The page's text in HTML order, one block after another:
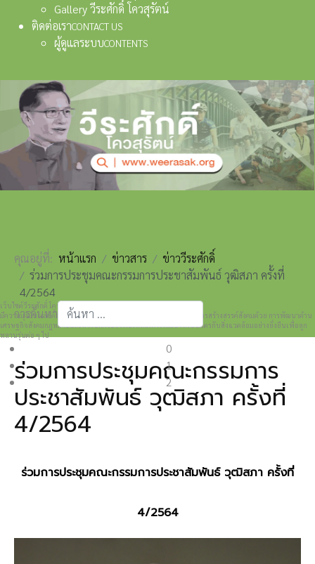
Gallery วีระศักดิ์ โควสุรัตน์
ติดต่อเราCONTACT US
ผู้ดูแลระบบCONTENTS
เว็บไซต์วีระศักดิ์ โควสุรัตน์ www.weerasak.org
มีความมุ่งมั่นเเละตั้งใจในการเผยแพร่เรื่องราวความรู้ความเข้าใจในการสร้างสรรค์สังคมด้วย การพัฒนาด้าน
เศรษฐกิจสังคมกฎหมายและการปกครอง เพื่อให้เกิดการพัฒนาที่เป็นมิตรกับสิ่งแวดล้อมอย่างยั่งยืนเพื่อลูก
หลานรุ่นต่อ ๆ ไป
0
1
2
คุณอยู่ที่: หน้าแรก ข่าวสาร
ข่าววีระศักดิ์
ร่วมการประชุมคณะกรรมการประชาสัมพันธ์ วุฒิสภา ครั้งที่
4/2564
การค้นหา
Type 2 or more characters for results.
ร่วมการประชุมคณะกรรมการ
ประชาสัมพันธ์ วุฒิสภา ครั้งที่
4/2564
ร่วมการประชุมคณะกรรมการประชาสัมพันธ์ วุฒิสภา ครั้งที่
4/2564